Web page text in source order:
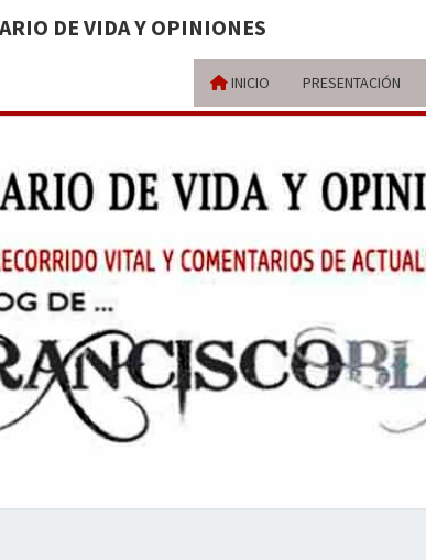
DE VIDA Y OPINIONES
INICIO PRESENTACIÓN